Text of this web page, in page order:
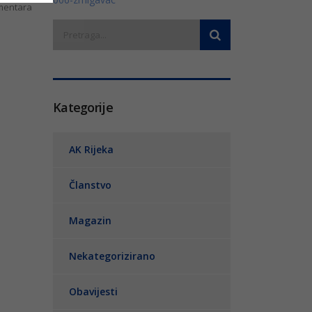
Kategorije
AK Rijeka
Članstvo
Magazin
Nekategorizirano
Obavijesti